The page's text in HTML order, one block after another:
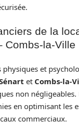
de la
Combs-la-Ville
physiques et
et Combs-la-
non
en optimisant les
commerciaux.